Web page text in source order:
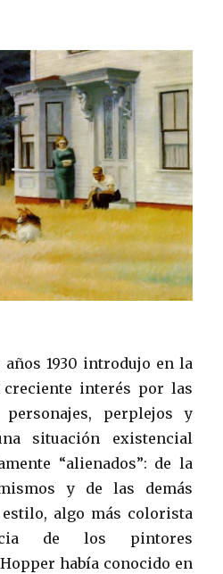
1930 introdujo en la
interés por las
perplejos y
situación existencial
“alienados”: de la
y de las demás
algo más colorista
de los pintores
había conocido en